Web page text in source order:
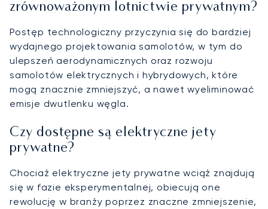
zrównoważonym lotnictwie prywatnym?
Postęp technologiczny przyczynia się do bardziej
wydajnego projektowania samolotów, w tym do
ulepszeń aerodynamicznych oraz rozwoju
samolotów elektrycznych i hybrydowych, które
mogą znacznie zmniejszyć, a nawet wyeliminować
emisje dwutlenku węgla.
Czy dostępne są elektryczne jety
prywatne?
Chociaż elektryczne jety prywatne wciąż znajdują
się w fazie eksperymentalnej, obiecują one
rewolucję w branży poprzez znaczne zmniejszenie,